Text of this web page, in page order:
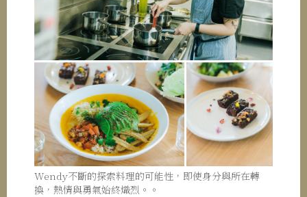
Wendy不斷的探索料理的可能性，即使身分與所在轉
換，熱情與勇氣始終熾烈。。